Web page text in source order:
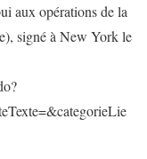
aux opérations de la
signé à New York le